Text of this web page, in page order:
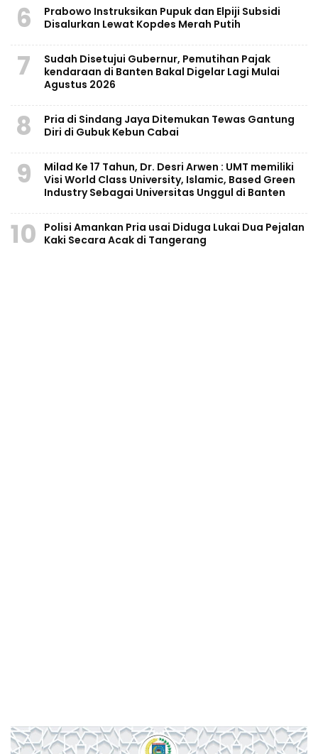
6
Prabowo Instruksikan Pupuk dan Elpiji Subsidi
Disalurkan Lewat Kopdes Merah Putih
7
Sudah Disetujui Gubernur, Pemutihan Pajak
kendaraan di Banten Bakal Digelar Lagi Mulai
Agustus 2026
8
Pria di Sindang Jaya Ditemukan Tewas Gantung
Diri di Gubuk Kebun Cabai
9
Milad Ke 17 Tahun, Dr. Desri Arwen : UMT memiliki
Visi World Class University, Islamic, Based Green
Industry Sebagai Universitas Unggul di Banten
10
Polisi Amankan Pria usai Diduga Lukai Dua Pejalan
Kaki Secara Acak di Tangerang